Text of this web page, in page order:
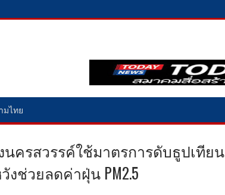
มไทย
นครสวรรค์ใช้มาตรการดับธูปเทียน
งช่วยลดค่าฝุ่น PM2.5